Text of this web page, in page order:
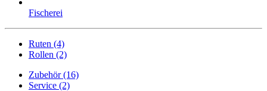
Fischerei
Ruten (4)
Rollen (2)
Zubehör (16)
Service (2)